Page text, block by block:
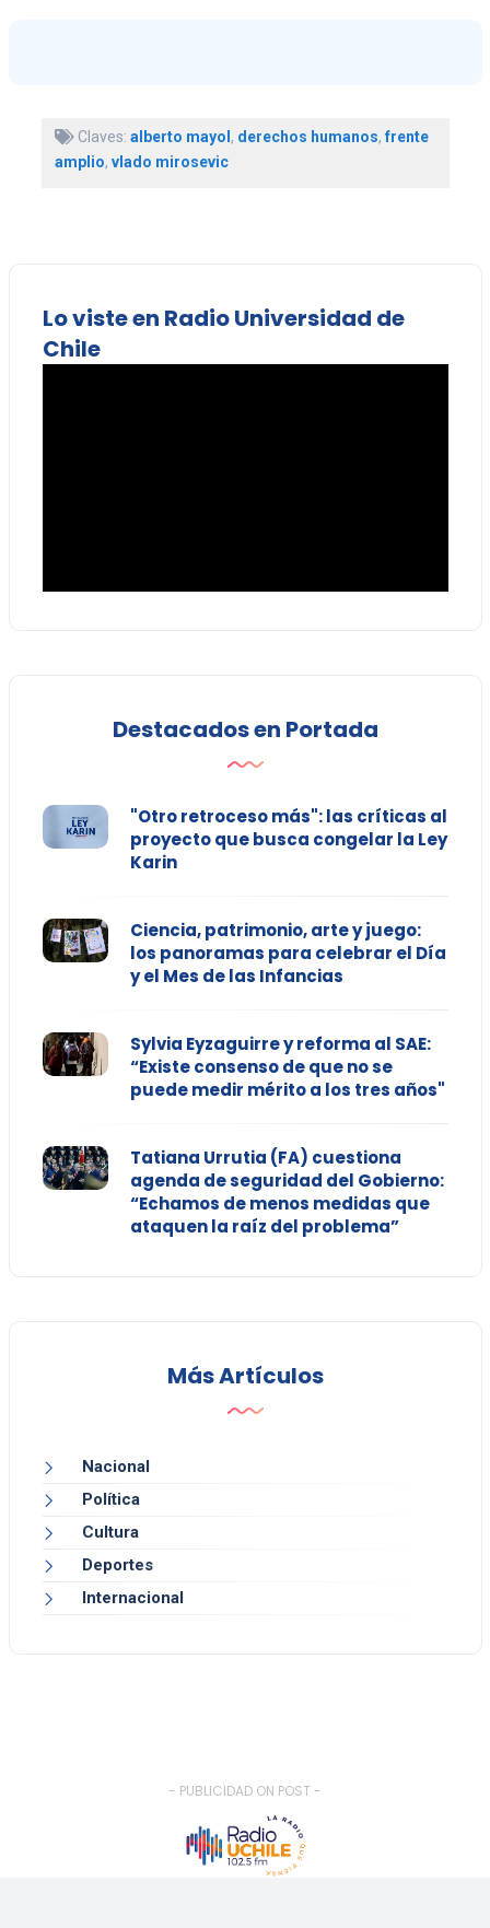
Claves: alberto mayol, derechos humanos,frente
amplio, vlado mirosevic
Lo viste en Radio Universidad de
Chile
Destacados en Portada
"Otro retroceso más": las críticas al
proyecto que busca congelar la Ley
Karin
Ciencia, patrimonio, arte y juego:
los panoramas para celebrar el Día
y el Mes de las Infancias
Sylvia Eyzaguirre y reforma al SAE:
“Existe consenso de que no se
puede medir mérito a los tres años"
Tatiana Urrutia (FA) cuestiona
agenda de seguridad del Gobierno:
“Echamos de menos medidas que
ataquen la raíz del problema”
Más Artículos
Nacional
Política
Cultura
Deportes
Internacional
- PUBLICIDAD ON POST -